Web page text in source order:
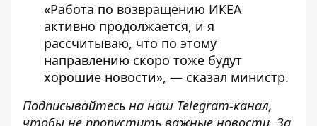
«Работа по возвращению ИКЕА
активно продолжается, и я
рассчитываю, что по этому
направлению скоро тоже будут
хорошие новости», — сказал министр.
Подписывайтесь на наш Telegram-канал,
чтобы не пропустить важные новости. За